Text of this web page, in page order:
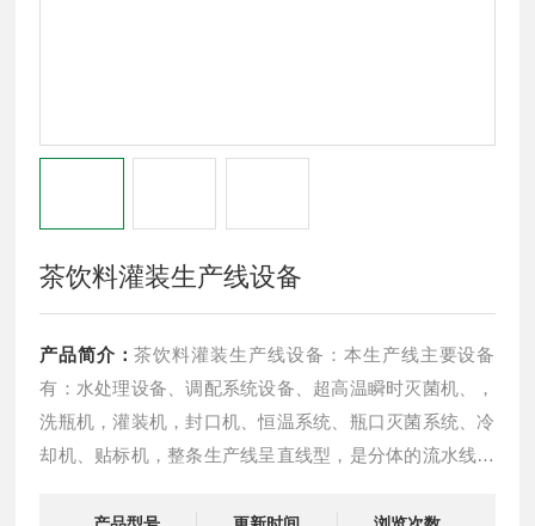
茶饮料灌装生产线设备
产品简介：茶饮料灌装生产线设备：本生产线主要设备
有：水处理设备、调配系统设备、超高温瞬时灭菌机、，
洗瓶机，灌装机，封口机、恒温系统、瓶口灭菌系统、冷
却机、贴标机，整条生产线呈直线型，是分体的流水线。
理，操作方便，适用范围广，是中小型饮料厂家的理想设